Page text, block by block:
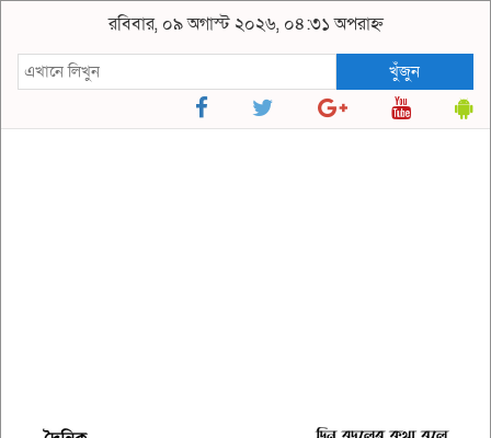
রবিবার, ০৯ অগাস্ট ২০২৬, ০৪:৩১ অপরাহ্ন
খুঁজুন